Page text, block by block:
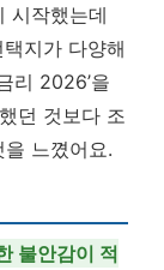
시작했는데
지가 다양해
리 2026’을
던 것보다 조
느꼈어요.
불안감이 적